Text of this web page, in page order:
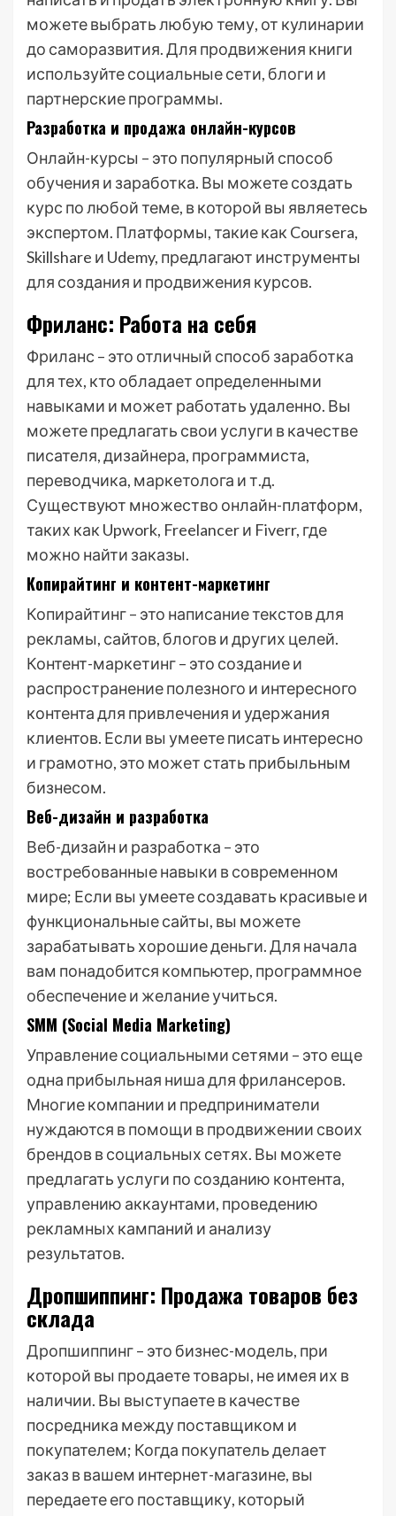
можете выбрать любую тему, от кулинарии
до саморазвития. Для продвижения книги
используйте социальные сети, блоги и
партнерские программы.
Разработка и продажа онлайн-курсов
Онлайн-курсы – это популярный способ
обучения и заработка. Вы можете создать
курс по любой теме, в которой вы являетесь
экспертом. Платформы, такие как Coursera,
Skillshare и Udemy, предлагают инструменты
для создания и продвижения курсов.
Фриланс: Работа на себя
Фриланс – это отличный способ заработка
для тех, кто обладает определенными
навыками и может работать удаленно. Вы
можете предлагать свои услуги в качестве
писателя, дизайнера, программиста,
переводчика, маркетолога и т.д.
Существуют множество онлайн-платформ,
таких как Upwork, Freelancer и Fiverr, где
можно найти заказы.
Копирайтинг и контент-маркетинг
Копирайтинг – это написание текстов для
рекламы, сайтов, блогов и других целей.
Контент-маркетинг – это создание и
распространение полезного и интересного
контента для привлечения и удержания
клиентов. Если вы умеете писать интересно
и грамотно, это может стать прибыльным
бизнесом.
Веб-дизайн и разработка
Веб-дизайн и разработка – это
востребованные навыки в современном
мире; Если вы умеете создавать красивые и
функциональные сайты, вы можете
зарабатывать хорошие деньги. Для начала
вам понадобится компьютер, программное
обеспечение и желание учиться.
SMM (Social Media Marketing)
Управление социальными сетями – это еще
одна прибыльная ниша для фрилансеров.
Многие компании и предприниматели
нуждаются в помощи в продвижении своих
брендов в социальных сетях. Вы можете
предлагать услуги по созданию контента,
управлению аккаунтами, проведению
рекламных кампаний и анализу
результатов.
Дропшиппинг: Продажа товаров без
склада
Дропшиппинг – это бизнес-модель, при
которой вы продаете товары, не имея их в
наличии. Вы выступаете в качестве
посредника между поставщиком и
покупателем; Когда покупатель делает
заказ в вашем интернет-магазине, вы
передаете его поставщику, который